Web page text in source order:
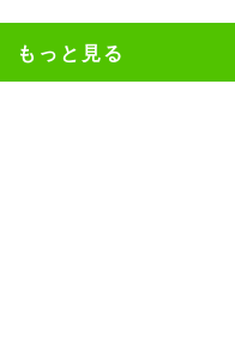
もっと見る